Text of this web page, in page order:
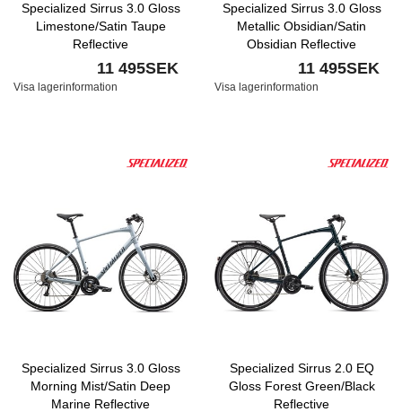
Specialized Sirrus 3.0 Gloss
Limestone/Satin Taupe
Reflective
11 495SEK
Visa lagerinformation
Specialized Sirrus 3.0 Gloss
Metallic Obsidian/Satin
Obsidian Reflective
11 495SEK
Visa lagerinformation
Specialized Sirrus 3.0 Gloss
Morning Mist/Satin Deep
Marine Reflective
Specialized Sirrus 2.0 EQ
Gloss Forest Green/Black
Reflective